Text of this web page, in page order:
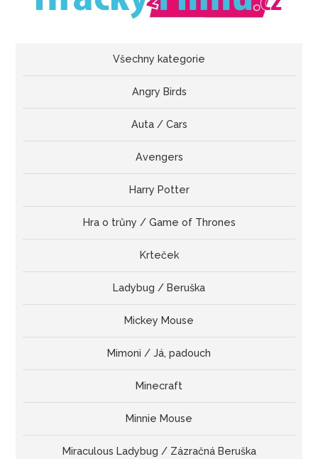
Všechny kategorie
Angry Birds
Auta / Cars
Avengers
Harry Potter
Hra o trůny / Game of Thrones
Krteček
Ladybug / Beruška
Mickey Mouse
Mimoni / Já, padouch
Minecraft
Minnie Mouse
Miraculous Ladybug / Zázračná Beruška